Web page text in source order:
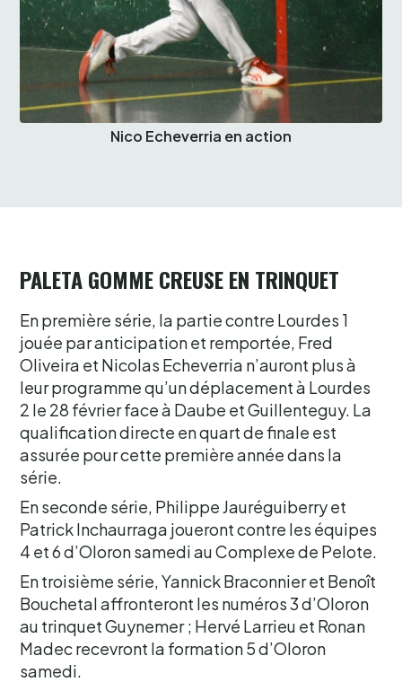
Nico Echeverria en action
PALETA GOMME CREUSE EN TRINQUET
En première série, la partie contre Lourdes 1
jouée par anticipation et remportée, Fred
Oliveira et Nicolas Echeverria n’auront plus à
leur programme qu’un déplacement à Lourdes
2 le 28 février face à Daube et Guillenteguy. La
qualification directe en quart de finale est
assurée pour cette première année dans la
série.
En seconde série, Philippe Jauréguiberry et
Patrick Inchaurraga joueront contre les équipes
4 et 6 d’Oloron samedi au Complexe de Pelote.
En troisième série, Yannick Braconnier et Benoît
Bouchetal affronteront les numéros 3 d’Oloron
au trinquet Guynemer ; Hervé Larrieu et Ronan
Madec recevront la formation 5 d’Oloron
samedi.